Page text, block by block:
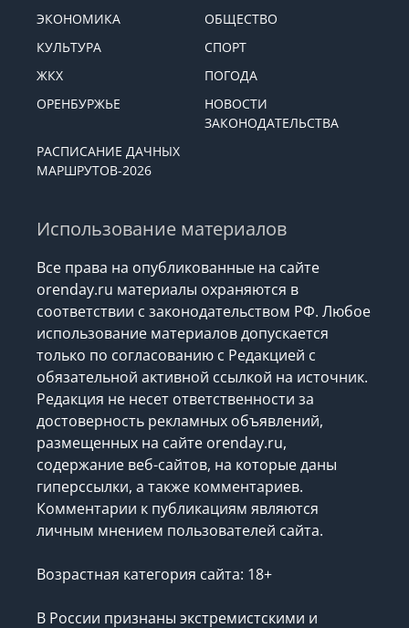
ЭКОНОМИКА
ОБЩЕСТВО
КУЛЬТУРА
СПОРТ
ЖКХ
ПОГОДА
ОРЕНБУРЖЬЕ
НОВОСТИ
ЗАКОНОДАТЕЛЬСТВА
РАСПИСАНИЕ ДАЧНЫХ
МАРШРУТОВ-2026
Использование материалов
Все права на опубликованные на сайте
orenday.ru материалы охраняются в
соответствии с законодательством РФ. Любое
использование материалов допускается
только по согласованию с Редакцией с
обязательной активной ссылкой на источник.
Редакция не несет ответственности за
достоверность рекламных объявлений,
размещенных на сайте orenday.ru,
содержание веб-сайтов, на которые даны
гиперссылки, а также комментариев.
Комментарии к публикациям являются
личным мнением пользователей сайта.
Возрастная категория сайта: 18+
В России признаны экстремистскими и